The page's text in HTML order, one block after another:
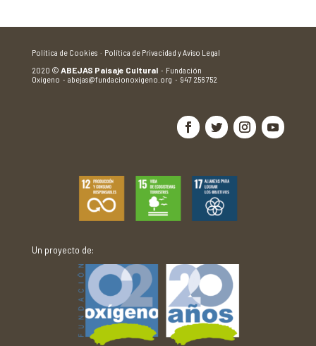
Política de Cookies · Política de Privacidad y Aviso Legal
2020 © ABEJAS Paisaje Cultural · Fundación
Oxígeno · abejas@fundacionoxigeno.org · 947 256 752
Un proyecto de: